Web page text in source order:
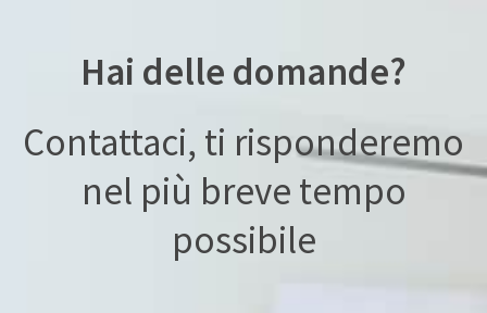
Hai delle domande?
Contattaci, ti risponderemo
nel più breve tempo
possibile